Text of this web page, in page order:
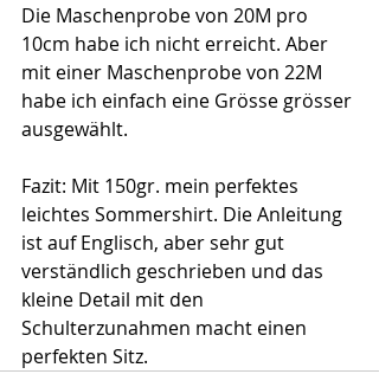
Die Maschenprobe von 20M pro
10cm habe ich nicht erreicht. Aber
mit einer Maschenprobe von 22M
habe ich einfach eine Grösse grösser
ausgewählt.
Fazit: Mit 150gr. mein perfektes
leichtes Sommershirt. Die Anleitung
ist auf Englisch, aber sehr gut
verständlich geschrieben und das
kleine Detail mit den
Schulterzunahmen macht einen
perfekten Sitz.